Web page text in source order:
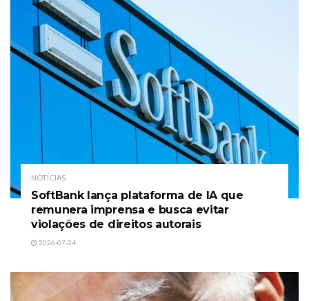
NOTÍCIAS
SoftBank lança plataforma de IA que
remunera imprensa e busca evitar
violações de direitos autorais
2026-07-24